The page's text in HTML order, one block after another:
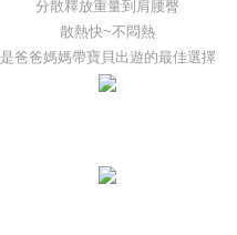
分散釋放重量到肩腰臀
散熱快~不悶熱
是爸爸媽媽帶寶貝出遊的最佳選擇